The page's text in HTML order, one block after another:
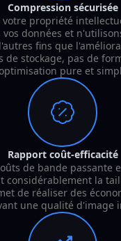
Compression sécurisée
votre propriété
vos données et
fins que
de stockage, pas de
pure et
Rapport coût-efficacité
de bande passante
considérablement la
de réaliser des
une qualité d'image